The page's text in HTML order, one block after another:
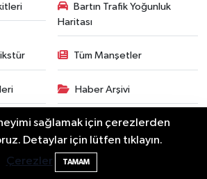
Bartın Trafik Yoğunluk
Haritası
Tüm Manşetler
Haber Arşivi
sağlamak için çerezlerden
Detaylar için lütfen tıklayın.
Çerezler
TAMAM
Operasyonu: 5 Gözaltı, 4